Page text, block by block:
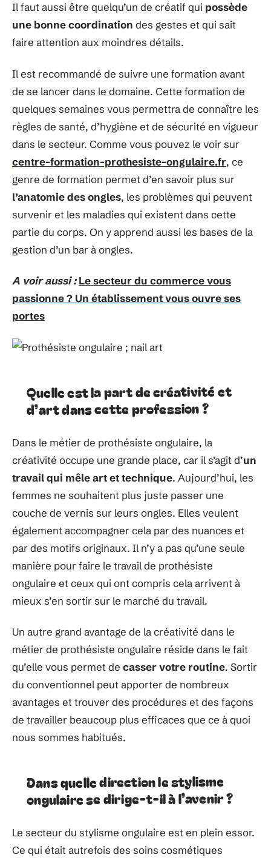
Il faut aussi être quelqu’un de créatif qui possède
une bonne coordination des gestes et qui sait
faire attention aux moindres détails.
Il est recommandé de suivre une formation avant
de se lancer dans le domaine. Cette formation de
quelques semaines vous permettra de connaître les
règles de santé, d’hygiène et de sécurité en vigueur
dans le secteur. Comme vous pouvez le voir sur
centre-formation-prothesiste-ongulaire.fr, ce
genre de formation permet d’en savoir plus sur
l’anatomie des ongles, les problèmes qui peuvent
survenir et les maladies qui existent dans cette
partie du corps. On y apprend aussi les bases de la
gestion d’un bar à ongles.
A voir aussi : Le secteur du commerce vous
passionne ? Un établissement vous ouvre ses
portes
Quelle est la part de créativité et
d’art dans cette profession ?
Dans le métier de prothésiste ongulaire, la
créativité occupe une grande place, car il s’agit d’un
travail qui mêle art et technique. Aujourd’hui, les
femmes ne souhaitent plus juste passer une
couche de vernis sur leurs ongles. Elles veulent
également accompagner cela par des nuances et
par des motifs originaux. Il n’y a pas qu’une seule
manière pour faire le travail de prothésiste
ongulaire et ceux qui ont compris cela arrivent à
mieux s’en sortir sur le marché du travail.
Un autre grand avantage de la créativité dans le
métier de prothésiste ongulaire réside dans le fait
qu’elle vous permet de casser votre routine. Sortir
du conventionnel peut apporter de nombreux
avantages et trouver des procédures et des façons
de travailler beaucoup plus efficaces que ce à quoi
nous sommes habitués.
Dans quelle direction le stylisme
ongulaire se dirige-t-il à l’avenir ?
Le secteur du stylisme ongulaire est en plein essor.
Ce qui était autrefois des soins cosmétiques